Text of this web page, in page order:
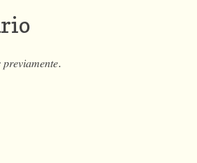
𝑝𝑟𝑒𝑣𝑖𝑎𝑚𝑒𝑛𝑡𝑒.